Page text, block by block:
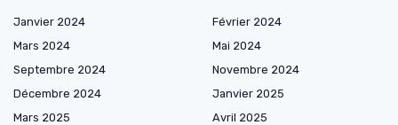
Janvier 2024
Février 2024
Mars 2024
Mai 2024
Septembre 2024
Novembre 2024
Décembre 2024
Janvier 2025
Mars 2025
Avril 2025